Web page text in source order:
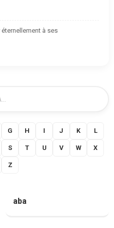
à ses
G H I J K L
S T U V W X
Z
aba